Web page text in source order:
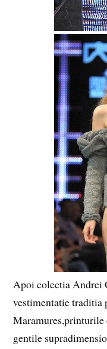
Apoi colectia Andrei
vestimentatie
Maramures,printurile
gentile